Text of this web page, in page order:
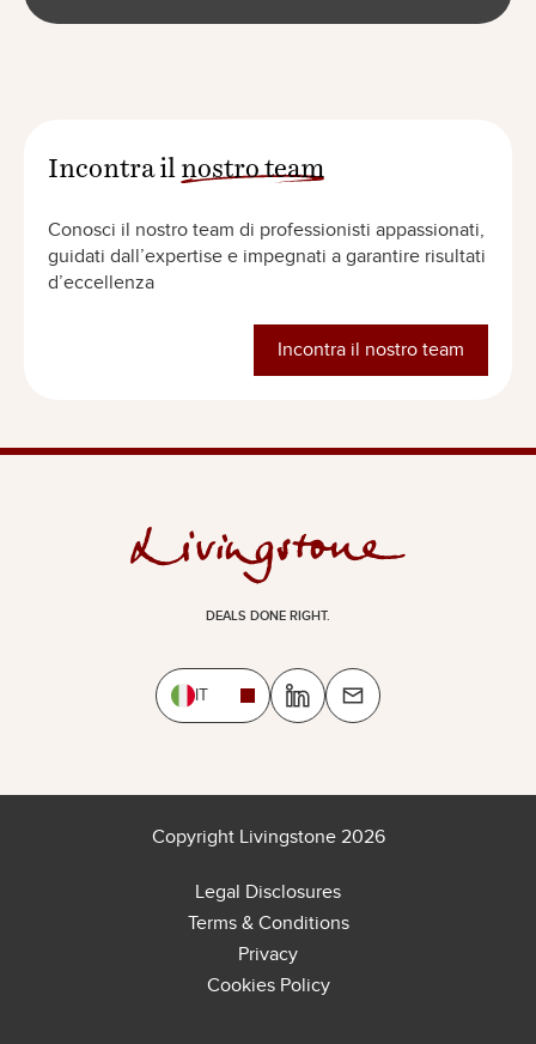
Incontra il nostro team
Conosci il nostro team di professionisti appassionati,
guidati dall’expertise e impegnati a garantire risultati
d’eccellenza
Incontra il nostro team
DEALS DONE RIGHT.
IT
Copyright Livingstone 2026
Legal Disclosures
Terms & Conditions
Privacy
Cookies Policy